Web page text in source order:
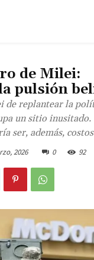
de Milei:
pulsión
de replantear la
un sitio inusitado.
ser, además,
2026 0 92